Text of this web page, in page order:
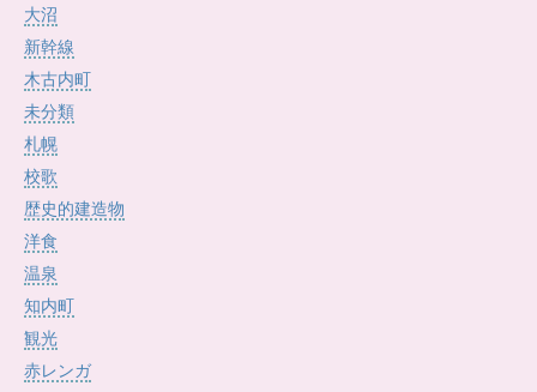
大沼
新幹線
木古内町
未分類
札幌
校歌
歴史的建造物
洋食
温泉
知内町
観光
赤レンガ